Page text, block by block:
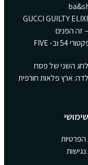
REPRESENT לאביב-קיץ 2024 נוחתת בפקטורי 54 וב- FIVE
השני של פסח
ארץ פלאות חורפית
הפרטיות